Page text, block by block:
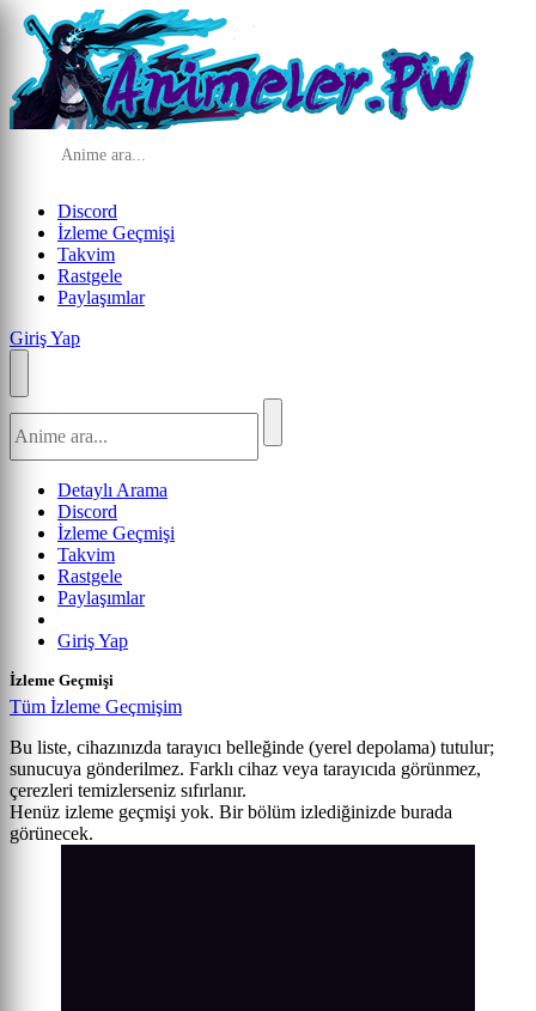
Discord
İzleme Geçmişi
Takvim
Rastgele
Paylaşımlar
Giriş Yap
Detaylı Arama
Discord
İzleme Geçmişi
Takvim
Rastgele
Paylaşımlar
Giriş Yap
İzleme Geçmişi
Tüm İzleme Geçmişim
Bu liste, cihazınızda tarayıcı belleğinde (yerel depolama) tutulur;
sunucuya gönderilmez. Farklı cihaz veya tarayıcıda görünmez,
çerezleri temizlerseniz sıfırlanır.
Henüz izleme geçmişi yok. Bir bölüm izlediğinizde burada
görünecek.